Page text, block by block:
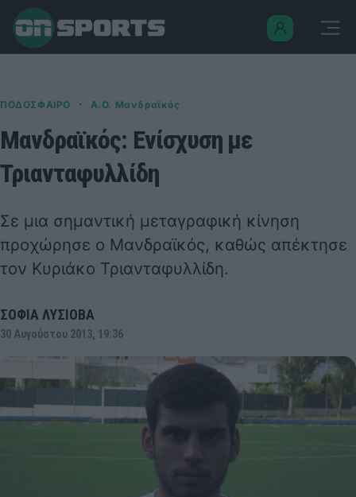
ΠΟΔΟΣΦΑΙΡΟ · Α.Ο. Μανδραϊκός
Μανδραϊκός: Ενίσχυση με
Τριανταφυλλίδη
Σε μια σημαντική μεταγραφική κίνηση
προχώρησε ο Μανδραϊκός, καθώς απέκτησε
τον Κυριάκο Τριανταφυλλίδη.
ΣΟΦΙΑ ΛΥΣΙΟΒΑ
30 Αυγούστου 2013, 19:36